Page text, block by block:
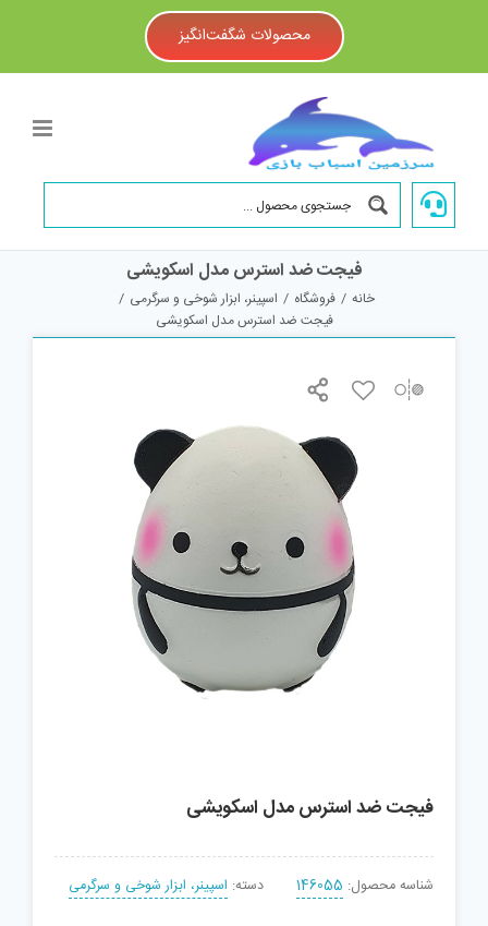
محصولات شگفت‌انگیز
فیجت ضد استرس مدل اسکویشی
خانه / فروشگاه / اسپینر، ابزار شوخی و سرگرمی /
فیجت ضد استرس مدل اسکویشی
فیجت ضد استرس مدل اسکویشی
شناسه محصول: 146055 دسته: اسپینر، ابزار شوخی و سرگرمی